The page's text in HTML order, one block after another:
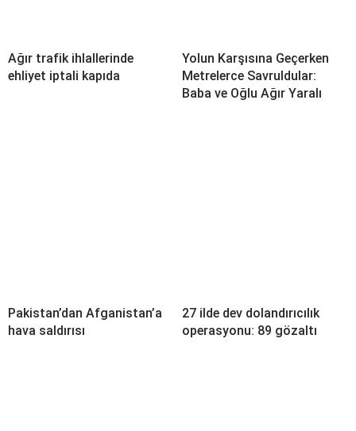
Ağır trafik ihlallerinde
ehliyet iptali kapıda
Yolun Karşısına Geçerken
Metrelerce Savruldular:
Baba ve Oğlu Ağır Yaralı
Pakistan’dan Afganistan’a
hava saldırısı
27 ilde dev dolandırıcılık
operasyonu: 89 gözaltı